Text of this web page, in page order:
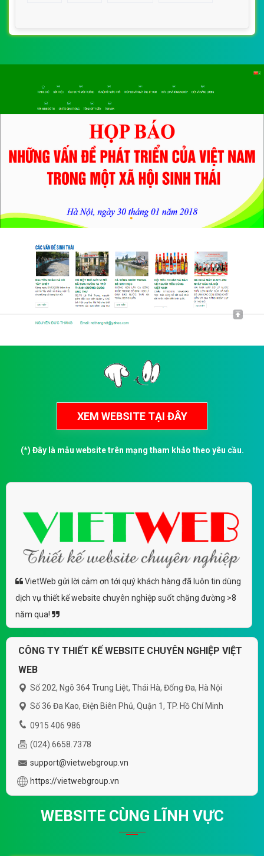
(*) Đây là mẫu website trên mạng tham khảo theo yêu cầu.
VietWeb gửi lời cảm ơn tới quý khách hàng đã luôn tin dùng
dịch vụ thiết kế website chuyên nghiệp suốt chặng đường >8
năm qua!
CÔNG TY THIẾT KẾ WEBSITE CHUYÊN NGHIỆP VIỆT
WEB
Số 202, Ngõ 364 Trung Liệt, Thái Hà, Đống Đa, Hà Nội
Số 36 Đa Kao, Điện Biên Phủ, Quận 1, TP. Hồ Chí Minh
0915 406 986
(024).6658.7378
support@vietwebgroup.vn
https://vietwebgroup.vn
WEBSITE CÙNG LĨNH VỰC